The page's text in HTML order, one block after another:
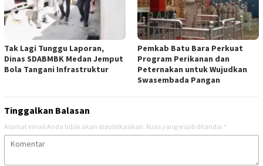
Tak Lagi Tunggu Laporan,
Dinas SDABMBK Medan Jemput
Bola Tangani Infrastruktur
Pemkab Batu Bara Perkuat
Program Perikanan dan
Peternakan untuk Wujudkan
Swasembada Pangan
Tinggalkan Balasan
Alamat email Anda tidak akan dipublikasikan. Ruas yang wajib ditandai *